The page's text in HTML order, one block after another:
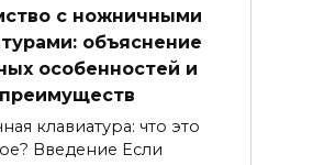
с ножничными
объяснение
особенностей и
преимуществ
клавиатура: что это
Введение Если